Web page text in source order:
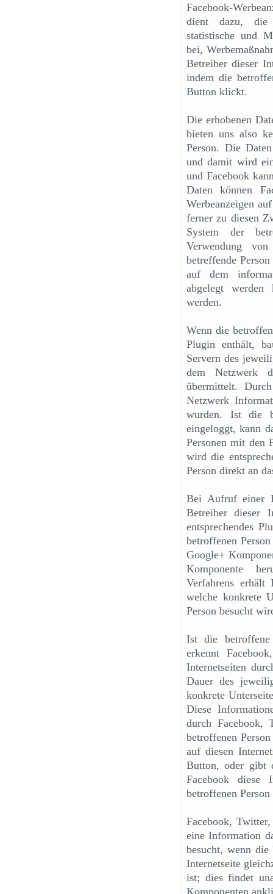
Facebook-
dient dazu, die
statistische und
bei,
Betreiber dieser
indem die
Button klickt.
Die erhobenen
bieten uns also
Person. Die
und damit wird
und Facebook
Daten können
Werbeanzeigen
ferner zu diesen
System der
Verwendung
betreffende
auf dem
abgelegt werden
werden.
Wenn die
Plugin enthält,
Servern des
dem Netzwerk
übermittelt.
Netzwerk
wurden. Ist die
eingeloggt, kann
Personen mit den
wird die
Person direkt an
Bei Aufruf einer
Betreiber dieser
entsprechendes
betroffenen
Google+
Komponente
Verfahrens erhält
welche konkrete
Person besucht
Ist die
erkennt
Internetseiten
Dauer des
konkrete
Diese
durch Facebook,
betroffenen
auf diesen
Button, oder gibt
Facebook diese
betroffenen
Facebook,
eine Information
besucht, wenn
Internetseite
ist; dies findet
Komponenten